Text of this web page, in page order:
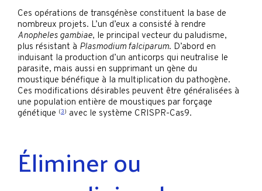
Ces opérations de transgénèse constituent la base de
nombreux projets. L’un d’eux a consisté à rendre
Anopheles gambiae, le principal vecteur du paludisme,
plus résistant à Plasmodium falciparum. D’abord en
induisant la production d’un anticorps qui neutralise le
parasite, mais aussi en supprimant un gène du
moustique bénéfique à la multiplication du pathogène.
Ces modifications désirables peuvent être généralisées à
une population entière de moustiques par forçage
génétique (3) avec le système CRISPR-Cas9.
Éliminer ou